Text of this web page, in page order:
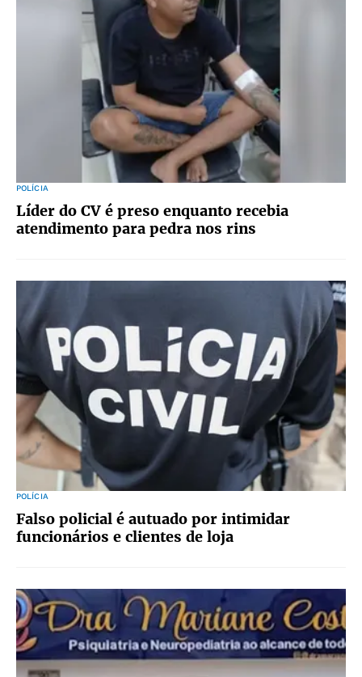
POLÍCIA
Líder do CV é preso enquanto recebia
atendimento para pedra nos rins
POLÍCIA
Falso policial é autuado por intimidar
funcionários e clientes de loja